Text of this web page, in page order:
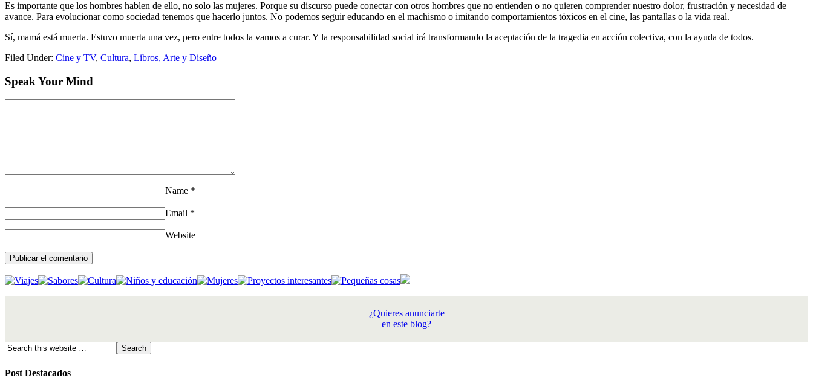
Es importante que los hombres hablen de ello, no solo las mujeres. Porque su discurso puede conectar con otros hombres que no entienden o no quieren comprender nuestro dolor, frustración y necesidad de
avance. Para evolucionar como sociedad tenemos que hacerlo juntos. No podemos seguir educando en el machismo o imitando comportamientos tóxicos en el cine, las pantallas o la vida real.
Sí, mamá está muerta. Estuvo muerta una vez, pero entre todos la vamos a curar. Y la responsabilidad social irá transformando la aceptación de la tragedia en acción colectiva, con la ayuda de todos.
Filed Under: Cine y TV, Cultura, Libros, Arte y Diseño
Speak Your Mind
Name *
Email *
Website
¿Quieres anunciarte
en este blog?
Post Destacados